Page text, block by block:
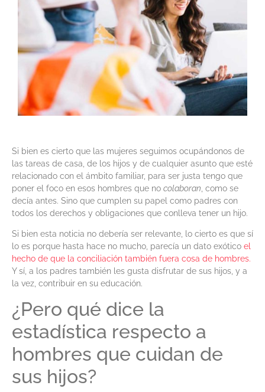
Si bien es cierto que las mujeres seguimos ocupándonos de
las tareas de casa, de los hijos y de cualquier asunto que esté
relacionado con el ámbito familiar, para ser justa tengo que
poner el foco en esos hombres que no colaboran , como se
decía antes. Sino que cumplen su papel como padres con
todos los derechos y obligaciones que conlleva tener un hijo.
Si bien esta noticia no debería ser relevante, lo cierto es que sí
lo es porque hasta hace no mucho, parecía un dato exótico el
hecho de que la conciliación también fuera cosa de hombres.
Y sí, a los padres también les gusta disfrutar de sus hijos, y a
la vez, contribuir en su educación.
¿Pero qué dice la
estadística respecto a
hombres que cuidan de
sus hijos?